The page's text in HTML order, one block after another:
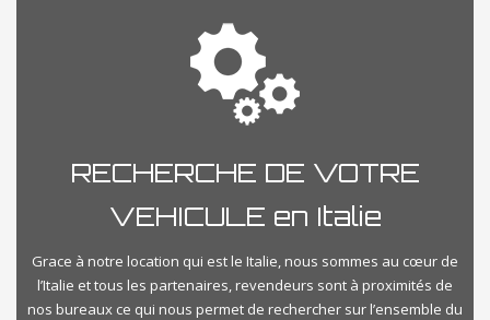
RECHERCHE DE VOTRE
VEHICULE en Italie
Grace à notre location qui est le Italie, nous sommes au cœur de
l’Italie et tous les partenaires, revendeurs sont à proximités de
nos bureaux ce qui nous permet de rechercher sur l’ensemble du